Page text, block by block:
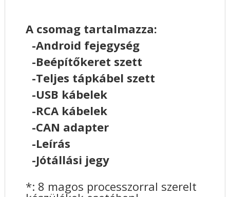
A csomag tartalmazza:
-Android fejegység
-Beépítőkeret szett
-Teljes tápkábel szett
-USB kábelek
-RCA kábelek
-CAN adapter
-Leírás
-Jótállási jegy
*: 8 magos processzorral szerelt